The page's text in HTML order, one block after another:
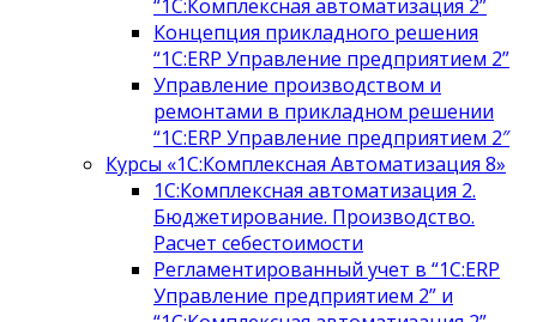
“1С:Комплексная автоматизация 2”
Концепция прикладного решения
“1С:ERP Управление предприятием 2”
Управление производством и
ремонтами в прикладном решении
“1С:ERP Управление предприятием 2″
Курсы «1С:Комплексная Автоматизация 8»
1С:Комплексная автоматизация 2.
Бюджетирование. Производство.
Расчет себестоимости
Регламентированный учет в “1С:ERP
Управление предприятием 2” и